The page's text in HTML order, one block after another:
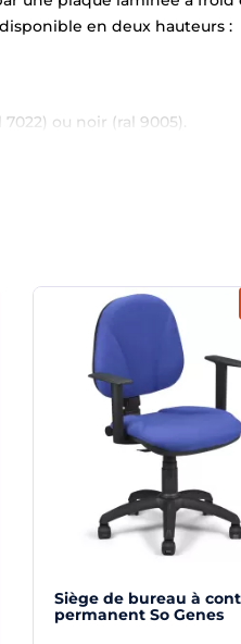
en deux hauteurs :
ou noir (ral 9005).
Siège de bureau à
permanent So Genes